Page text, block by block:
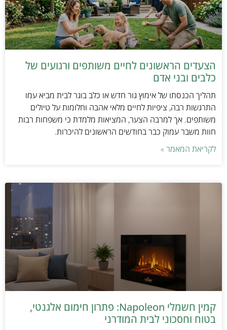
הצעדים הראשונים לחיים משותפים ורגועים של
כלבים ובני אדם
תהליך הכנסתו של אימוץ גור חדש או כלב בוגר לבית מביא עמו
התרגשות רבה, ציפיות לחיים מלאי אהבה וחלומות על טיולים
משותפים. אך למרבה הצער, המציאות מלמדת כי משפחות רבות
חוות משבר עמוק כבר בחודשים הראשונים להיכרות.
לקריאת המאמר »
קמין חשמלי Napoleon: פתרון חימום אלגנטי,
בטוח וחסכוני לבית המודרני